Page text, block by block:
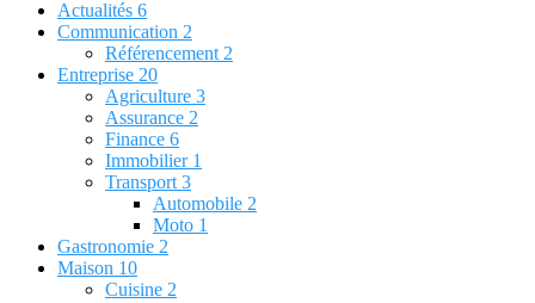
Actualités 6
Communication 2
Référencement 2
Entreprise 20
Agriculture 3
Assurance 2
Finance 6
Immobilier 1
Transport 3
Automobile 2
Moto 1
Gastronomie 2
Maison 10
Cuisine 2